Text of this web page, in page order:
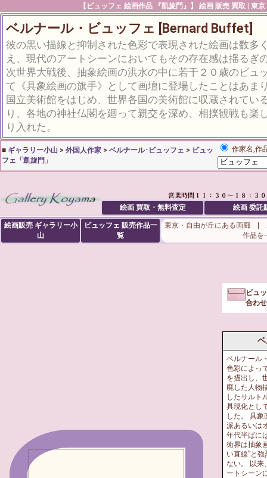
【ビュッフェ 絵画作品 『凱旋門』】 絵画 販売 買取 | 東
ベルナール・ビュッフェ [Bernard Buffet]
彼の黒い描線と抑制された色彩で表現された絵画は数多
え、現代のアートシーンにおいてもその存在感は揺るぎ
次世界大戦後、抽象絵画の洪水の中に若干２０歳のビュ
て《具象絵画の旗手》として画壇に登場したことはあま
国立美術館をはじめ、世界各国の美術館に収蔵されてい
り、各地の神社仏閣を廻って親交を深め、相撲観戦も楽
り入れた。
■ ギャラリー小山 > 外国人作家 > ベルナール･ビュッフェ > ビュッ
フェ「凱旋門」
作家名,作
絵画 買取・無料査定 絵画 委託
絵画販売 ギャラリー小
山
ビュッフェ 販売作品一
覧
東京・自由が丘にある画廊 |
作品を
ビュ
合わせ
ベルナール
色彩によっ
を描出し、
廃した人物
したサルト
具現化とし
した。 具
派あるいは
年代半ばに
術界は抽象
い直線”と
ない。 以来
ートシーン